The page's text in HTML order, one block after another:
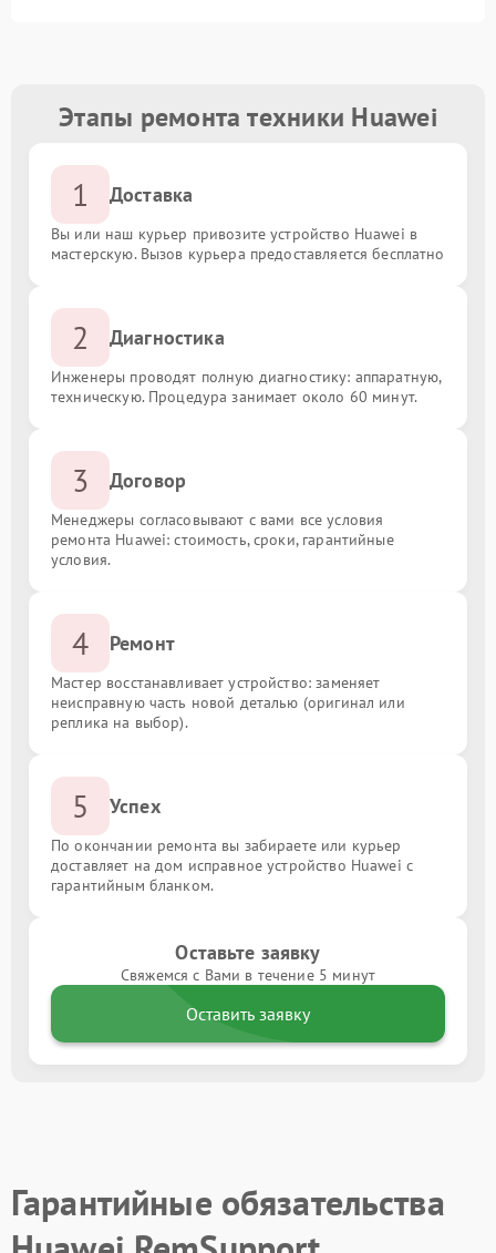
Этапы ремонта техники Huawei
1 Доставка
Вы или наш курьер привозите устройство Huawei в
мастерскую. Вызов курьера предоставляется бесплатно
2 Диагностика
Инженеры проводят полную диагностику: аппаратную,
техническую. Процедура занимает около 60 минут.
3 Договор
Менеджеры согласовывают с вами все условия
ремонта Huawei: стоимость, сроки, гарантийные
условия.
4 Ремонт
Мастер восстанавливает устройство: заменяет
неисправную часть новой деталью (оригинал или
реплика на выбор).
5 Успех
По окончании ремонта вы забираете или курьер
доставляет на дом исправное устройство Huawei с
гарантийным бланком.
Оставьте заявку
Свяжемся с Вами в течение 5 минут
Оставить заявку
Гарантийные обязательства